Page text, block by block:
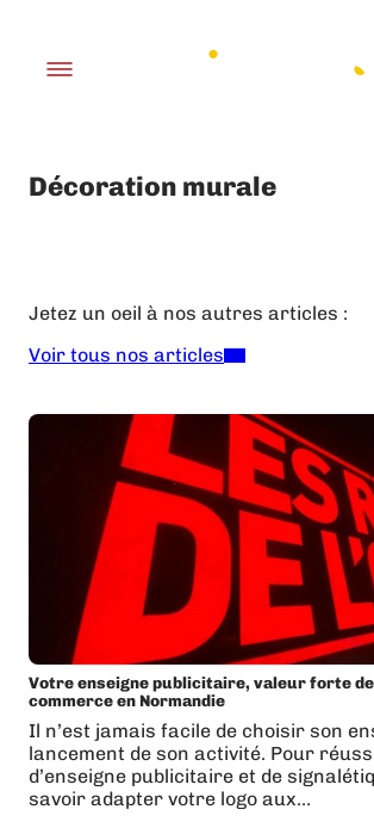
Décoration murale
Jetez un oeil à nos autres articles :
Voir tous nos articles
Votre enseigne publicitaire, valeur forte
commerce en Normandie
Il n’est jamais facile de choisir son
lancement de son activité. Pour
d’enseigne publicitaire et de
savoir adapter votre logo aux…